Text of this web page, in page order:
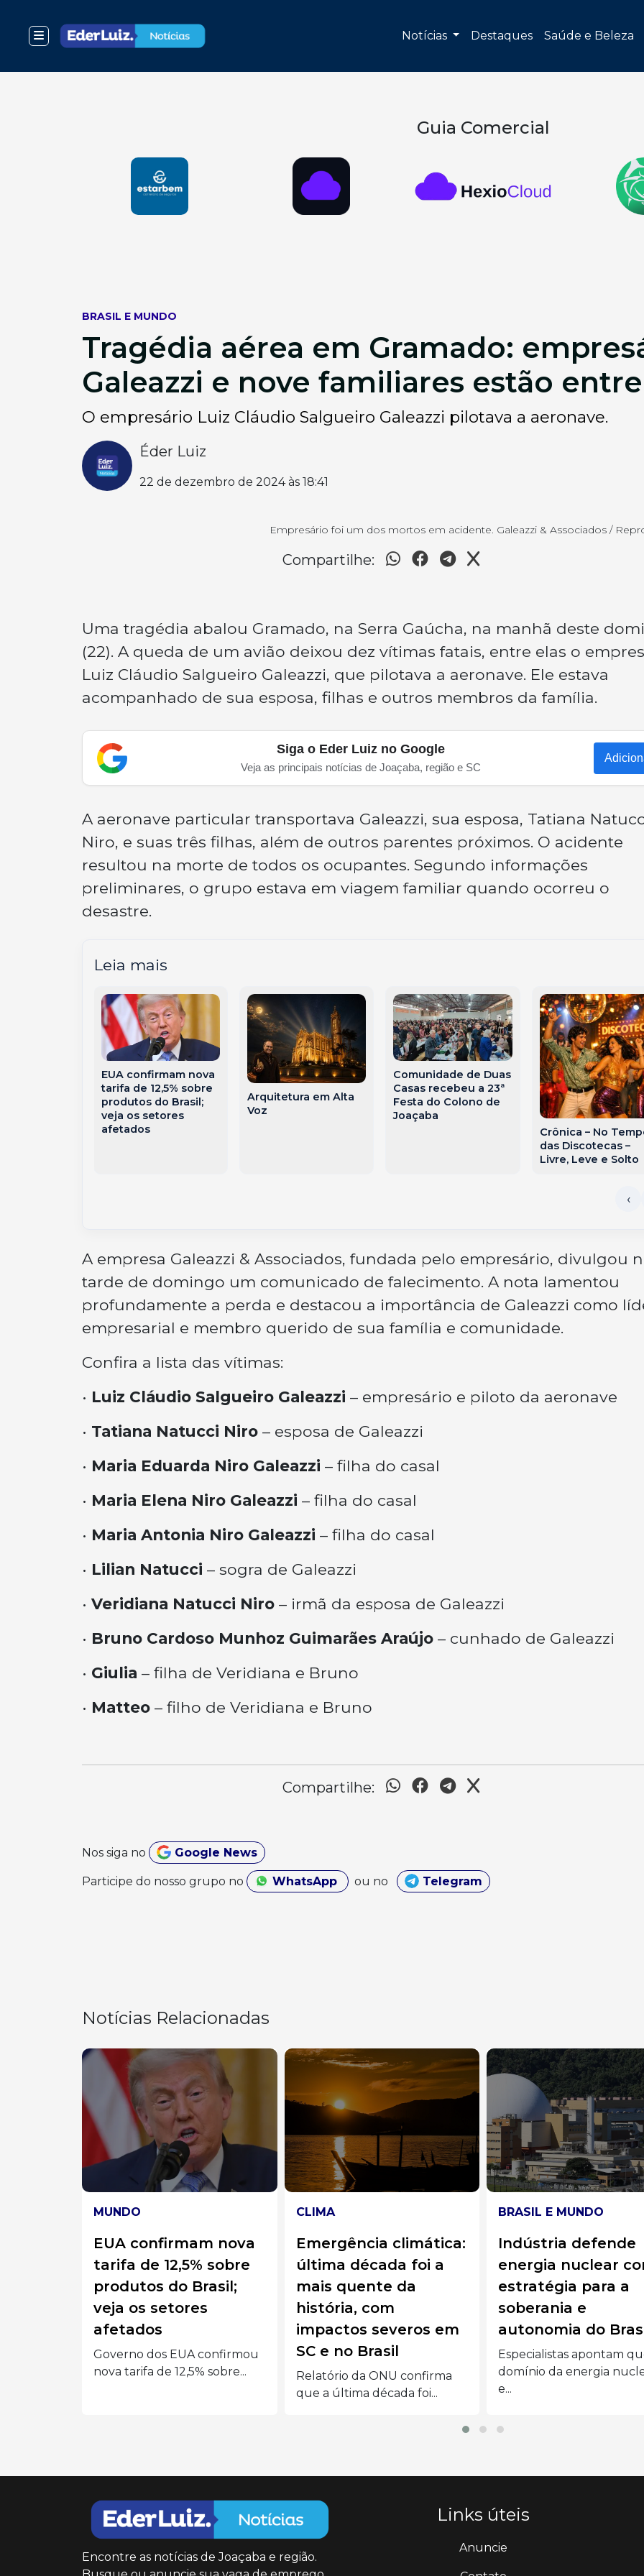
Notícias Destaques Saúde e Beleza
Guia Comercial
BRASIL E MUNDO
Tragédia aérea em Gramado:
Galeazzi e nove familiares estão
O empresário Luiz Cláudio Salgueiro Galeazzi pilotava a aeronave.
Éder Luiz
22 de dezembro de 2024 às 18:41
Empresário foi um dos mortos em acidente. Galeazzi & Associados /
Compartilhe:
Uma tragédia abalou Gramado, na Serra Gaúcha, na manhã deste
(22). A queda de um avião deixou dez vítimas fatais, entre elas o
Luiz Cláudio Salgueiro Galeazzi, que pilotava a aeronave. Ele estava
acompanhado de sua esposa, filhas e outros membros da família.
Siga o Eder Luiz no Google
Veja as principais notícias de Joaçaba, região e SC
A aeronave particular transportava Galeazzi, sua esposa, Tatiana
Niro, e suas três filhas, além de outros parentes próximos. O acidente
resultou na morte de todos os ocupantes. Segundo informações
preliminares, o grupo estava em viagem familiar quando ocorreu o
desastre.
Leia mais
EUA confirmam nova
tarifa de 12,5% sobre
produtos do Brasil;
veja os setores
afetados
Arquitetura em Alta
Voz
Comunidade de Duas
Casas recebeu a 23ª
Festa do Colono de
Joaçaba
Crônica – No
das Discotecas –
Livre, Leve e Solto
A empresa Galeazzi & Associados, fundada pelo empresário, divulgou
tarde de domingo um comunicado de falecimento. A nota lamentou
profundamente a perda e destacou a importância de Galeazzi como
empresarial e membro querido de sua família e comunidade.
Confira a lista das vítimas:
• Luiz Cláudio Salgueiro Galeazzi – empresário e piloto da aeronave
• Tatiana Natucci Niro – esposa de Galeazzi
• Maria Eduarda Niro Galeazzi – filha do casal
• Maria Elena Niro Galeazzi – filha do casal
• Maria Antonia Niro Galeazzi – filha do casal
• Lilian Natucci – sogra de Galeazzi
• Veridiana Natucci Niro – irmã da esposa de Galeazzi
• Bruno Cardoso Munhoz Guimarães Araújo – cunhado de Galeazzi
• Giulia – filha de Veridiana e Bruno
• Matteo – filho de Veridiana e Bruno
Compartilhe:
Nos siga no Google News
Participe do nosso grupo no WhatsApp ou no Telegram
Notícias Relacionadas
nova
12,5% sobre
do Brasil;
dos EUA confirmou
de 12,5% sobre...
Emergência climática:
última década foi a
mais quente da
história, com
impactos severos em
SC e no Brasil
Relatório da ONU confirma
que a última década foi...
Indústria defende
energia nuclear como
estratégia para a
soberania e
autonomia do Brasil
Especialistas apontam que o
domínio da energia nuclear
e...
SAÚDE
Brasileiros
avanços
Alzheimer
Cientistas
prêmios por
Alzheimer....
Encontre as notícias de Joaçaba e região.
Links úteis
Anuncie